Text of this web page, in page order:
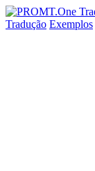
Tradução Exemplos